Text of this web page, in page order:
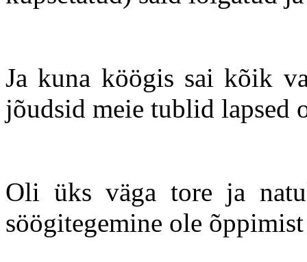
Ja kuna köögis sai kõik
jõudsid meie tublid lapsed
Oli üks väga tore ja
söögitegemine ole